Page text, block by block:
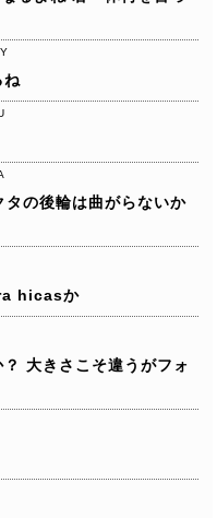
ね
タの後輪は曲がらないか
hicasか
大きさこそ違うがフォ